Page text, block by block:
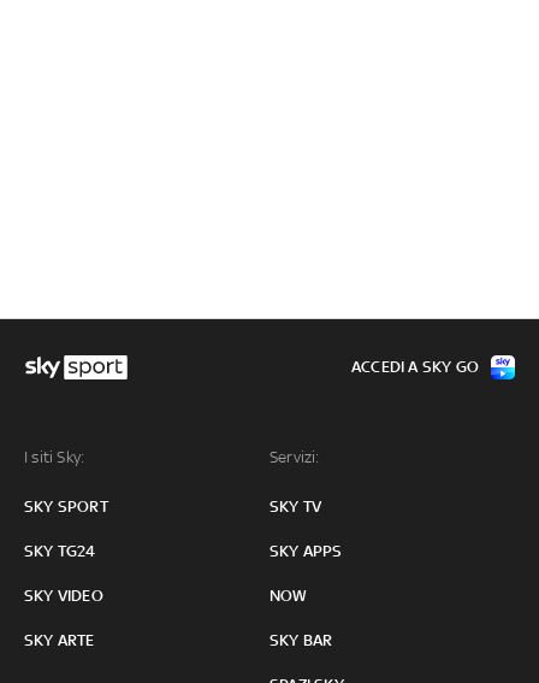
I siti Sky:
SKY SPORT
SKY TG24
SKY VIDEO
SKY ARTE
Servizi:
SKY TV
SKY APPS
NOW
SKY BAR
ACCEDI A SKY GO